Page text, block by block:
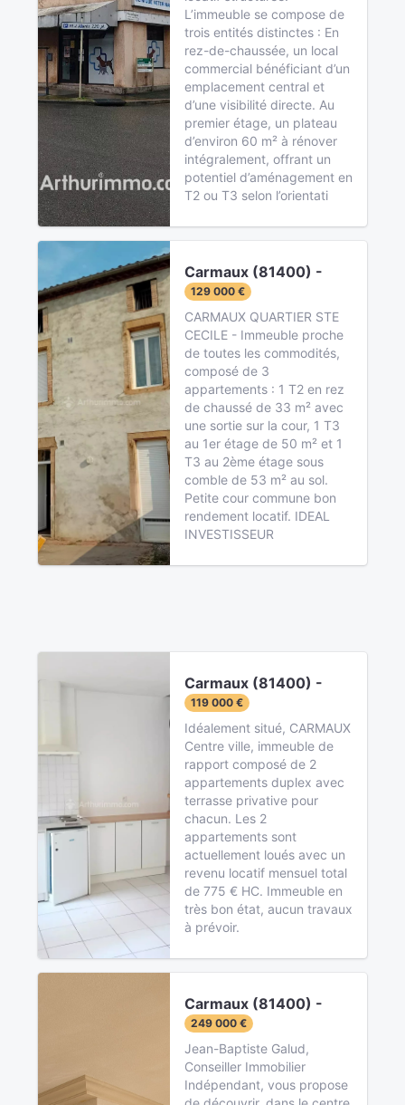
L’immeuble se compose de
trois entités distinctes : En
rez-de-chaussée, un local
commercial bénéficiant d’un
emplacement central et
d’une visibilité directe. Au
premier étage, un plateau
d’environ 60 m² à rénover
intégralement, offrant un
potentiel d’aménagement en
T2 ou T3 selon l’orientati
Carmaux (81400) -
129 000 €
CARMAUX QUARTIER STE
CECILE - Immeuble proche
de toutes les commodités,
composé de 3
appartements : 1 T2 en rez
de chaussé de 33 m² avec
une sortie sur la cour, 1 T3
au 1er étage de 50 m² et 1
T3 au 2ème étage sous
comble de 53 m² au sol.
Petite cour commune bon
rendement locatif. IDEAL
INVESTISSEUR
Carmaux (81400) -
119 000 €
Idéalement situé, CARMAUX
Centre ville, immeuble de
rapport composé de 2
appartements duplex avec
terrasse privative pour
chacun. Les 2
appartements sont
actuellement loués avec un
revenu locatif mensuel total
de 775 € HC. Immeuble en
très bon état, aucun travaux
à prévoir.
Carmaux (81400) -
249 000 €
Jean-Baptiste Galud,
Conseiller Immobilier
Indépendant, vous propose